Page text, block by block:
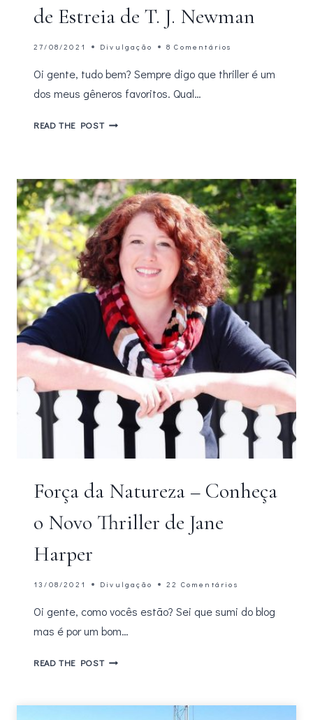
de Estreia de T. J. Newman
27/08/2021 Divulgação 8 Comentários
Oi gente, tudo bem? Sempre digo que thriller é um
dos meus gêneros favoritos. Qual…
READ THE POSTCONHEÇA
DE
ESTREIA
DE
T.
J.
NEWMAN
Força da Natureza – Conheça
o Novo Thriller de Jane
Harper
13/08/2021 Divulgação 22 Comentários
Oi gente, como vocês estão? Sei que sumi do blog
mas é por um bom…
READ THE POSTFORÇA
–